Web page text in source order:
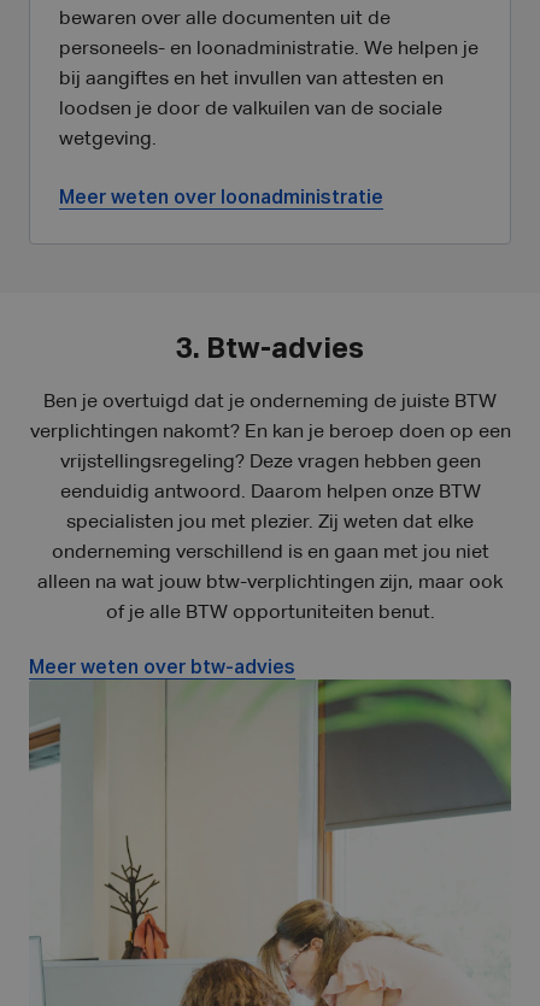
bewaren over alle documenten uit de
personeels- en loonadministratie. We helpen je
bij aangiftes en het invullen van attesten en
loodsen je door de valkuilen van de sociale
wetgeving.
Meer weten over loonadministratie
3. Btw-advies
Ben je overtuigd dat je onderneming de juiste BTW
verplichtingen nakomt? En kan je beroep doen op een
vrijstellingsregeling? Deze vragen hebben geen
eenduidig antwoord. Daarom helpen onze BTW
specialisten jou met plezier. Zij weten dat elke
onderneming verschillend is en gaan met jou niet
alleen na wat jouw btw-verplichtingen zijn, maar ook
of je alle BTW opportuniteiten benut.
Meer weten over btw-advies